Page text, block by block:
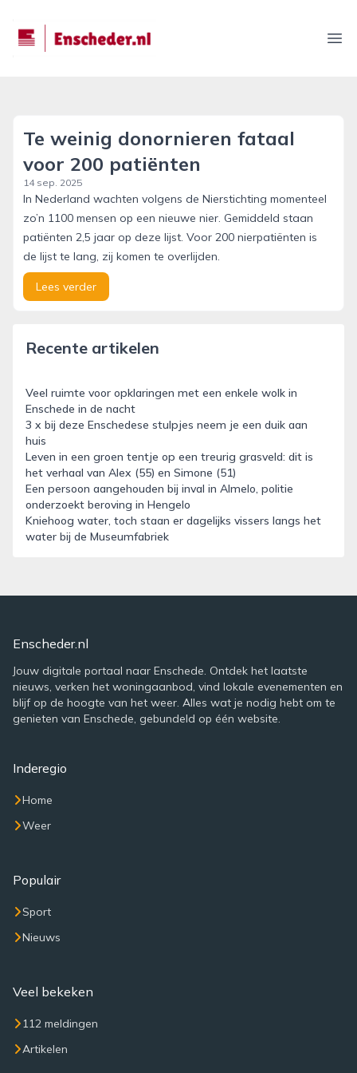
enscheder.nl
Te weinig donornieren fataal
voor 200 patiënten
14 sep. 2025
In Nederland wachten volgens de Nierstichting momenteel
zo’n 1100 mensen op een nieuwe nier. Gemiddeld staan
patiënten 2,5 jaar op deze lijst. Voor 200 nierpatiënten is
de lijst te lang, zij komen te overlijden.
Lees verder
Recente artikelen
Veel ruimte voor opklaringen met een enkele wolk in
Enschede in de nacht
3 x bij deze Enschedese stulpjes neem je een duik aan
huis
Leven in een groen tentje op een treurig grasveld: dit is
het verhaal van Alex (55) en Simone (51)
Een persoon aangehouden bij inval in Almelo, politie
onderzoekt beroving in Hengelo
Kniehoog water, toch staan er dagelijks vissers langs het
water bij de Museumfabriek
Enscheder.nl
Jouw digitale portaal naar Enschede. Ontdek het laatste
nieuws, verken het woningaanbod, vind lokale evenementen en
blijf op de hoogte van het weer. Alles wat je nodig hebt om te
genieten van Enschede, gebundeld op één website.
Inderegio
Home
Weer
Populair
Sport
Nieuws
Veel bekeken
112 meldingen
Artikelen